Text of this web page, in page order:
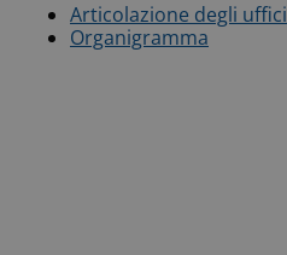
Articolazione degli uffici
Organigramma